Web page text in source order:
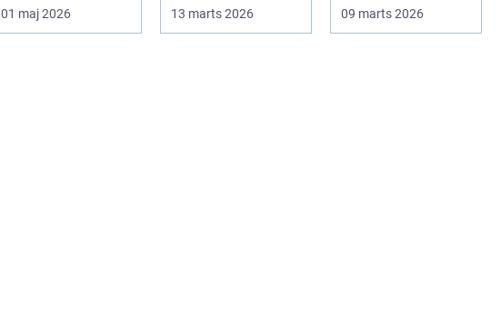
produktkvalitet,...
01 maj 2026 13 marts 2026 09 marts 2026